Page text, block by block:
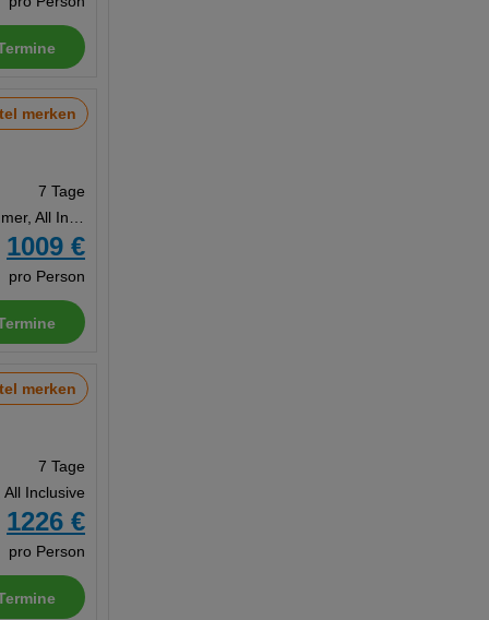
merken
7 Tage
Doppelzimmer, All Inclusive
1009 €
pro Person
merken
7 Tage
All Inclusive
1226 €
pro Person